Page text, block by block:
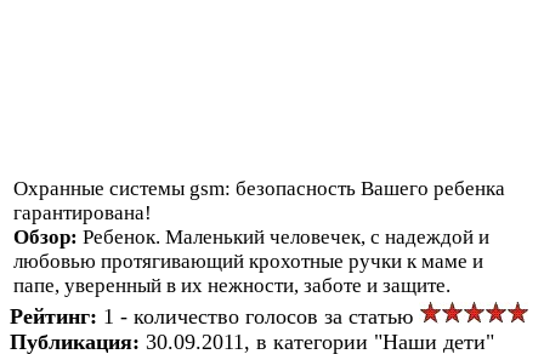
Охранные системы gsm: безопасность Вашего ребенка
гарантирована!
Обзор: Ребенок. Маленький человечек, с надеждой и
любовью протягивающий крохотные ручки к маме и
папе, уверенный в их нежности, заботе и защите.
Рейтинг: 1 - количество голосов за статью
Публикация: 30.09.2011, в категории "Наши дети"